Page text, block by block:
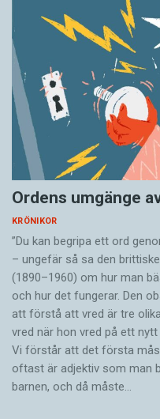
Ordens umgänge
KRÖNIKOR
”Du kan begripa ett ord
– ungefär så sa den
(1890–1960) om hur man
och hur det fungerar. Den
att förstå att vred är tre
vred när hon vred på ett
Vi förstår att det första
oftast är adjektiv som man
barnen, och då måste…